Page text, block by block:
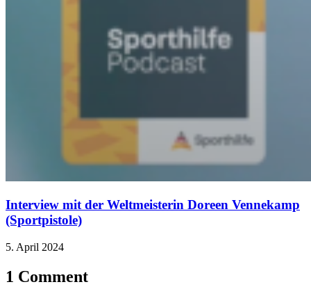
Interview mit der Weltmeisterin Doreen Vennekamp
(Sportpistole)
5. April 2024
1 Comment